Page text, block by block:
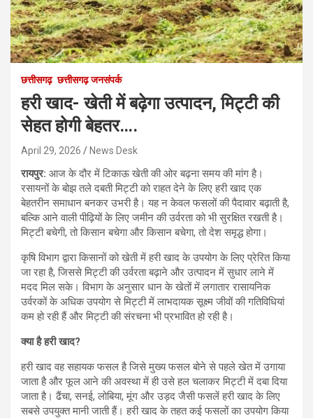
छत्तीसगढ़ छत्तीसगढ़ जनसंपर्क
हरी खाद- खेती में बढ़ेगा उत्पादन, मिट्टी की
सेहत होगी बेहतर….
April 29, 2026 News Desk
रायपुर: आज के दौर में टिकाऊ खेती की ओर बढ़ना समय की मांग है।
रसायनों के बोझ तले दबती मिट्टी को राहत देने के लिए हरी खाद एक
बेहतरीन समाधान बनकर उभरी है। यह न केवल फसलों की पैदावार बढ़ाती है,
बल्कि आने वाली पीढ़ियों के लिए जमीन की उर्वरता को भी सुरक्षित रखती है।
मिट्टी बचेगी, तो किसान बचेगा और किसान बचेगा, तो देश समृद्ध होगा।
कृषि विभाग द्वारा किसानों को खेती में हरी खाद के उपयोग के लिए प्रेरित किया
जा रहा है, जिससे मिट्टी की उर्वरता बढ़ाने और उत्पादन में सुधार लाने में
मदद मिल सके। विभाग के अनुसार धान के खेतों में लगातार रासायनिक
उर्वरकों के अधिक उपयोग से मिट्टी में लाभदायक सूक्ष्म जीवों की गतिविधियां
कम हो रही हैं और मिट्टी की संरचना भी प्रभावित हो रही है।
क्या है हरी खाद?
हरी खाद वह सहायक फसल है जिसे मुख्य फसल बोने से पहले खेत में उगाया
जाता है और फूल आने की अवस्था में ही उसे हल चलाकर मिट्टी में दबा दिया
जाता है। ढैंचा, सनई, लोबिया, मूंग और उड़द जैसी फसलें हरी खाद के लिए
सबसे उपयुक्त मानी जाती हैं। हरी खाद के तहत कई फसलों का उपयोग किया